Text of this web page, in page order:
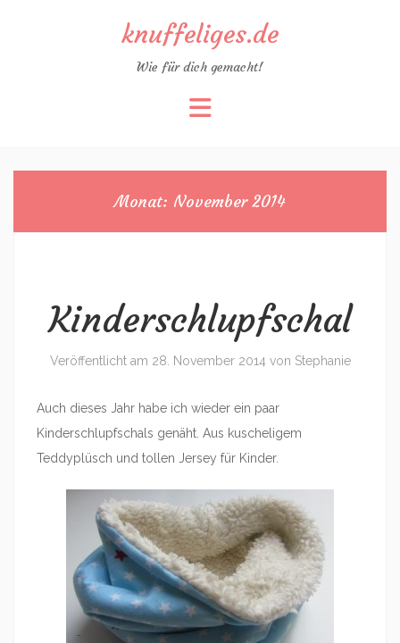
knuffeliges.de
Wie für dich gemacht!
Monat: November 2014
Kinderschlupfschal
Veröffentlicht am 28. November 2014 von Stephanie
Auch dieses Jahr habe ich wieder ein paar
Kinderschlupfschals genäht. Aus kuscheligem
Teddyplüsch und tollen Jersey für Kinder.